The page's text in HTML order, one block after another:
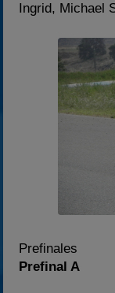
Ingrid, Michael
Prefinales
Prefinal A